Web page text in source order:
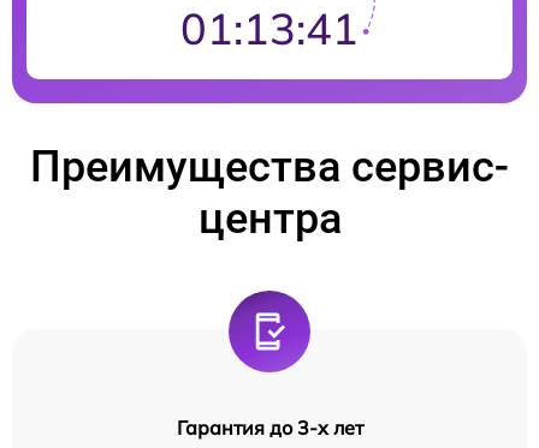
01:13:40
Преимущества сервис-
центра
Гарантия до 3-х лет